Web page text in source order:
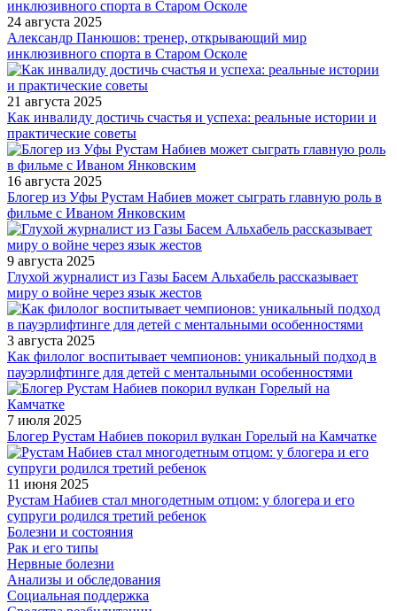
24 августа 2025
Александр Панюшов: тренер, открывающий мир
инклюзивного спорта в Старом Осколе
21 августа 2025
Как инвалиду достичь счастья и успеха: реальные истории и
практические советы
16 августа 2025
Блогер из Уфы Рустам Набиев может сыграть главную роль в
фильме с Иваном Янковским
9 августа 2025
Глухой журналист из Газы Басем Альхабель рассказывает
миру о войне через язык жестов
3 августа 2025
Как филолог воспитывает чемпионов: уникальный подход в
пауэрлифтинге для детей с ментальными особенностями
7 июля 2025
Блогер Рустам Набиев покорил вулкан Горелый на Камчатке
11 июня 2025
Рустам Набиев стал многодетным отцом: у блогера и его
супруги родился третий ребенок
Болезни и состояния
Рак и его типы
Нервные болезни
Анализы и обследования
Социальная поддержка